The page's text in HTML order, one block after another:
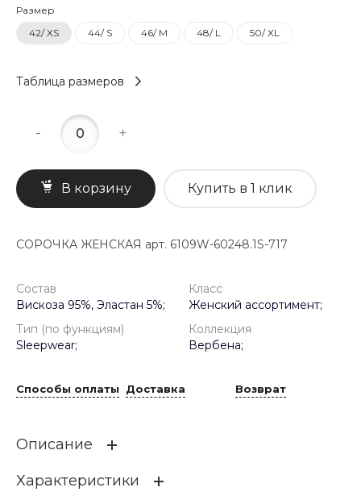
Размер
42/ XS
44/ S 46/ M 48/ L 50/ XL
Таблица размеров
- +
В корзину Купить в 1 клик
СОРОЧКА ЖЕНСКАЯ арт. 6109W-60248.1S-717
Состав
Вискоза 95%, Эластан 5%;
Класс
Женский ассортимент;
Тип (по функциям)
Sleepwear;
Коллекция
Вербена;
Способы оплаты Доставка Возврат
Описание
Сорочка полуприлегающего силуэта на тонких
Характеристики